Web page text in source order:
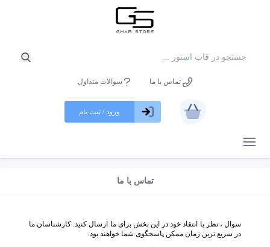
تماس با ما سوالات متداول
باز کردن منو
ورود / ثبت نام
تماس با ما
سوال ، نظر یا انتقاد خود در این بخش برای ما ارسال کنید. کارشناسان ما
در سریع ترین زمان ممکن پاسخگوی شما خواهند بود.